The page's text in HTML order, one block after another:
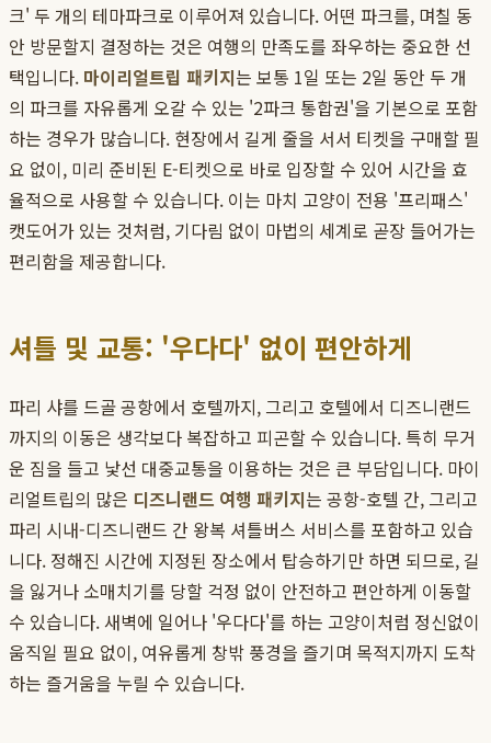
크' 두 개의 테마파크로 이루어져 있습니다. 어떤 파크를, 며칠 동
안 방문할지 결정하는 것은 여행의 만족도를 좌우하는 중요한 선
택입니다. 마이리얼트립 패키지는 보통 1일 또는 2일 동안 두 개
의 파크를 자유롭게 오갈 수 있는 '2파크 통합권'을 기본으로 포함
하는 경우가 많습니다. 현장에서 길게 줄을 서서 티켓을 구매할 필
요 없이, 미리 준비된 E-티켓으로 바로 입장할 수 있어 시간을 효
율적으로 사용할 수 있습니다. 이는 마치 고양이 전용 '프리패스'
캣도어가 있는 것처럼, 기다림 없이 마법의 세계로 곧장 들어가는
편리함을 제공합니다.
셔틀 및 교통: '우다다' 없이 편안하게
파리 샤를 드골 공항에서 호텔까지, 그리고 호텔에서 디즈니랜드
까지의 이동은 생각보다 복잡하고 피곤할 수 있습니다. 특히 무거
운 짐을 들고 낯선 대중교통을 이용하는 것은 큰 부담입니다. 마이
리얼트립의 많은 디즈니랜드 여행 패키지는 공항-호텔 간, 그리고
파리 시내-디즈니랜드 간 왕복 셔틀버스 서비스를 포함하고 있습
니다. 정해진 시간에 지정된 장소에서 탑승하기만 하면 되므로, 길
을 잃거나 소매치기를 당할 걱정 없이 안전하고 편안하게 이동할
수 있습니다. 새벽에 일어나 '우다다'를 하는 고양이처럼 정신없이
움직일 필요 없이, 여유롭게 창밖 풍경을 즐기며 목적지까지 도착
하는 즐거움을 누릴 수 있습니다.